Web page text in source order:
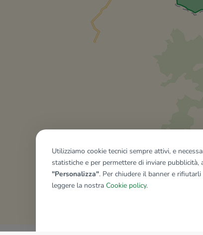
Mostra tutti gli immobili
Utilizziamo cookie tecnici sempre attivi, e
statistiche e per permettere di inviare pubblicità,
"Personalizza". Per chiudere il banner e rifiutarli
leggere la nostra Cookie policy.